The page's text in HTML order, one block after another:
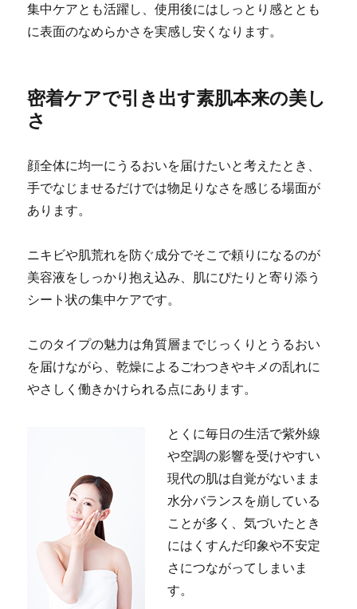
集中ケアとも活躍し、使用後にはしっとり感ととも
に表面のなめらかさを実感し安くなります。
密着ケアで引き出す素肌本来の美し
さ
顔全体に均一にうるおいを届けたいと考えたとき、
手でなじませるだけでは物足りなさを感じる場面が
あります。
ニキビや肌荒れを防ぐ成分でそこで頼りになるのが
美容液をしっかり抱え込み、肌にぴたりと寄り添う
シート状の集中ケアです。
このタイプの魅力は角質層までじっくりとうるおい
を届けながら、乾燥によるごわつきやキメの乱れに
やさしく働きかけられる点にあります。
とくに毎日の生活で紫外線
や空調の影響を受けやすい
現代の肌は自覚がないまま
水分バランスを崩している
ことが多く、気づいたとき
にはくすんだ印象や不安定
さにつながってしまいま
す。